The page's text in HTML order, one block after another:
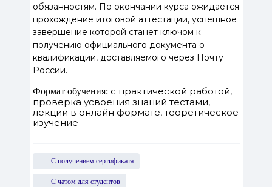
обязанностям. По окончании курса ожидается
прохождение итоговой аттестации, успешное
завершение которой станет ключом к
получению официального документа о
квалификации, доставляемого через Почту
России.
Формат обучения: с практической работой,
проверка усвоения знаний тестами,
лекции в онлайн формате, теоретическое
изучение
С получением сертификата
С чатом для студентов